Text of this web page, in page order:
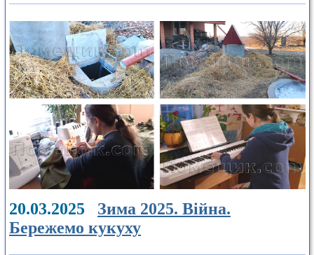
20.03.2025 Зима 2025. Війна.
Бережемо кукуху